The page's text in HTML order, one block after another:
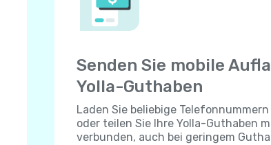
Senden Sie mobile
Yolla-Guthaben
Laden Sie beliebige
oder teilen Sie Ihre Yolla-Guthaben
verbunden, auch bei geringem